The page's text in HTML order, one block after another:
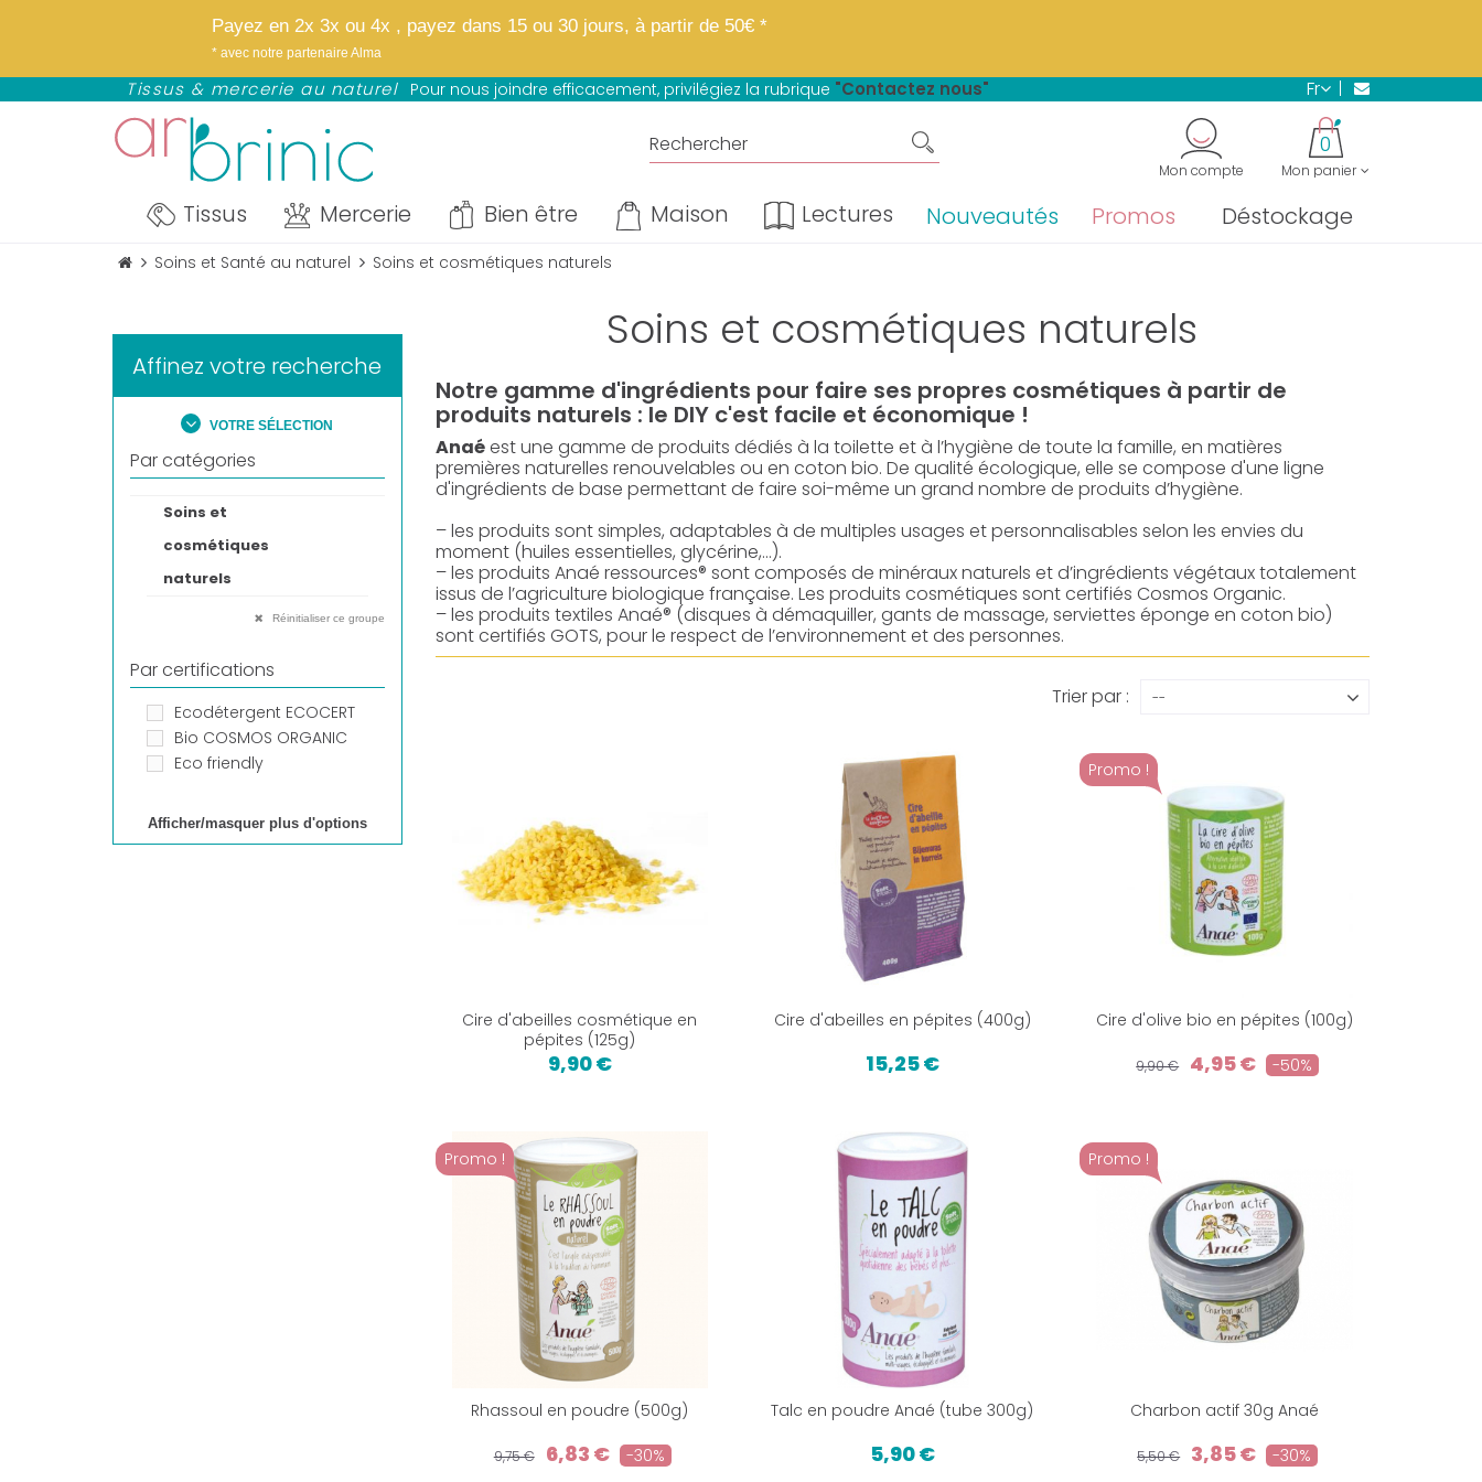
✨ Bientôt : notre boutique fait peau neuve. Mêmes matières, mêmes prix, mêmes avantages.
Payez en 2x 3x ou 4x , payez dans 15 ou 30 jours, à partir de 50€ *
* avec notre partenaire Alma
NOUVEAU : avez Paypal profitez du paiement en 4 fois sans frais*
*selon éligibilité définie par Paypal
Tissus & mercerie au naturel Pour nous joindre efficacement, privilégiez la rubrique "Contactez nous" fr
Mon panier
0
Mon compte
Tissus Mercerie Bien être Maison Lectures Nouveautés Promos Déstockage
Soins et Santé au naturel Soins et cosmétiques naturels
Affinez votre recherche
VOTRE SÉLECTION
Par catégories
Soins et
cosmétiques
naturels
Réinitialiser ce groupe
Par certifications
Ecodétergent ECOCERT
Bio COSMOS ORGANIC
Eco friendly
Afficher/masquer plus d'options
Soins et cosmétiques naturels
Notre gamme d'ingrédients pour faire ses propres cosmétiques à partir de
produits naturels : le DIY c'est facile et économique !
Anaéest une gamme de produits dédiés à la toilette et à l’hygiène de toute la famille, en matières
premières naturelles renouvelables ou en coton bio. De qualité écologique, elle se compose d'une ligne
d'ingrédients de base permettant de faire soi-même un grand nombre de produits d’hygiène.
– les produits sont simples, adaptables à de multiples usages et personnalisables selon les envies du
moment (huiles essentielles, glycérine,…).
– les produits Anaé ressources® sont composés de minéraux naturels et d’ingrédients végétaux totalement
issus de l’agriculture biologique française. Les produits cosmétiques sont certifiés Cosmos Organic.
– les produits textiles Anaé® (disques à démaquiller, gants de massage, serviettes éponge en coton bio)
sont certifiés GOTS, pour le respect de l’environnement et des personnes.
Trier par : --
Cire d'abeilles cosmétique en
pépites (125g)
9,90 €
Cire d'abeilles en pépites (400g)
15,25 €
Promo !
Cire d'olive bio en pépites (100g)
9,90 € 4,95 € -50%
Promo !
Rhassoul en poudre (500g)
9,75 € 6,83 € -30%
Talc en poudre Anaé (tube 300g)
5,90 €
Promo !
Charbon actif 30g Anaé
5,50 € 3,85 € -30%